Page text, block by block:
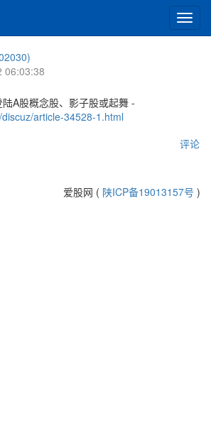
切
换
06:03:38
A股概念股、影子股或起舞 -
article-34528-1.html
评论
爱股网 ( 陕ICP备19013157号 )